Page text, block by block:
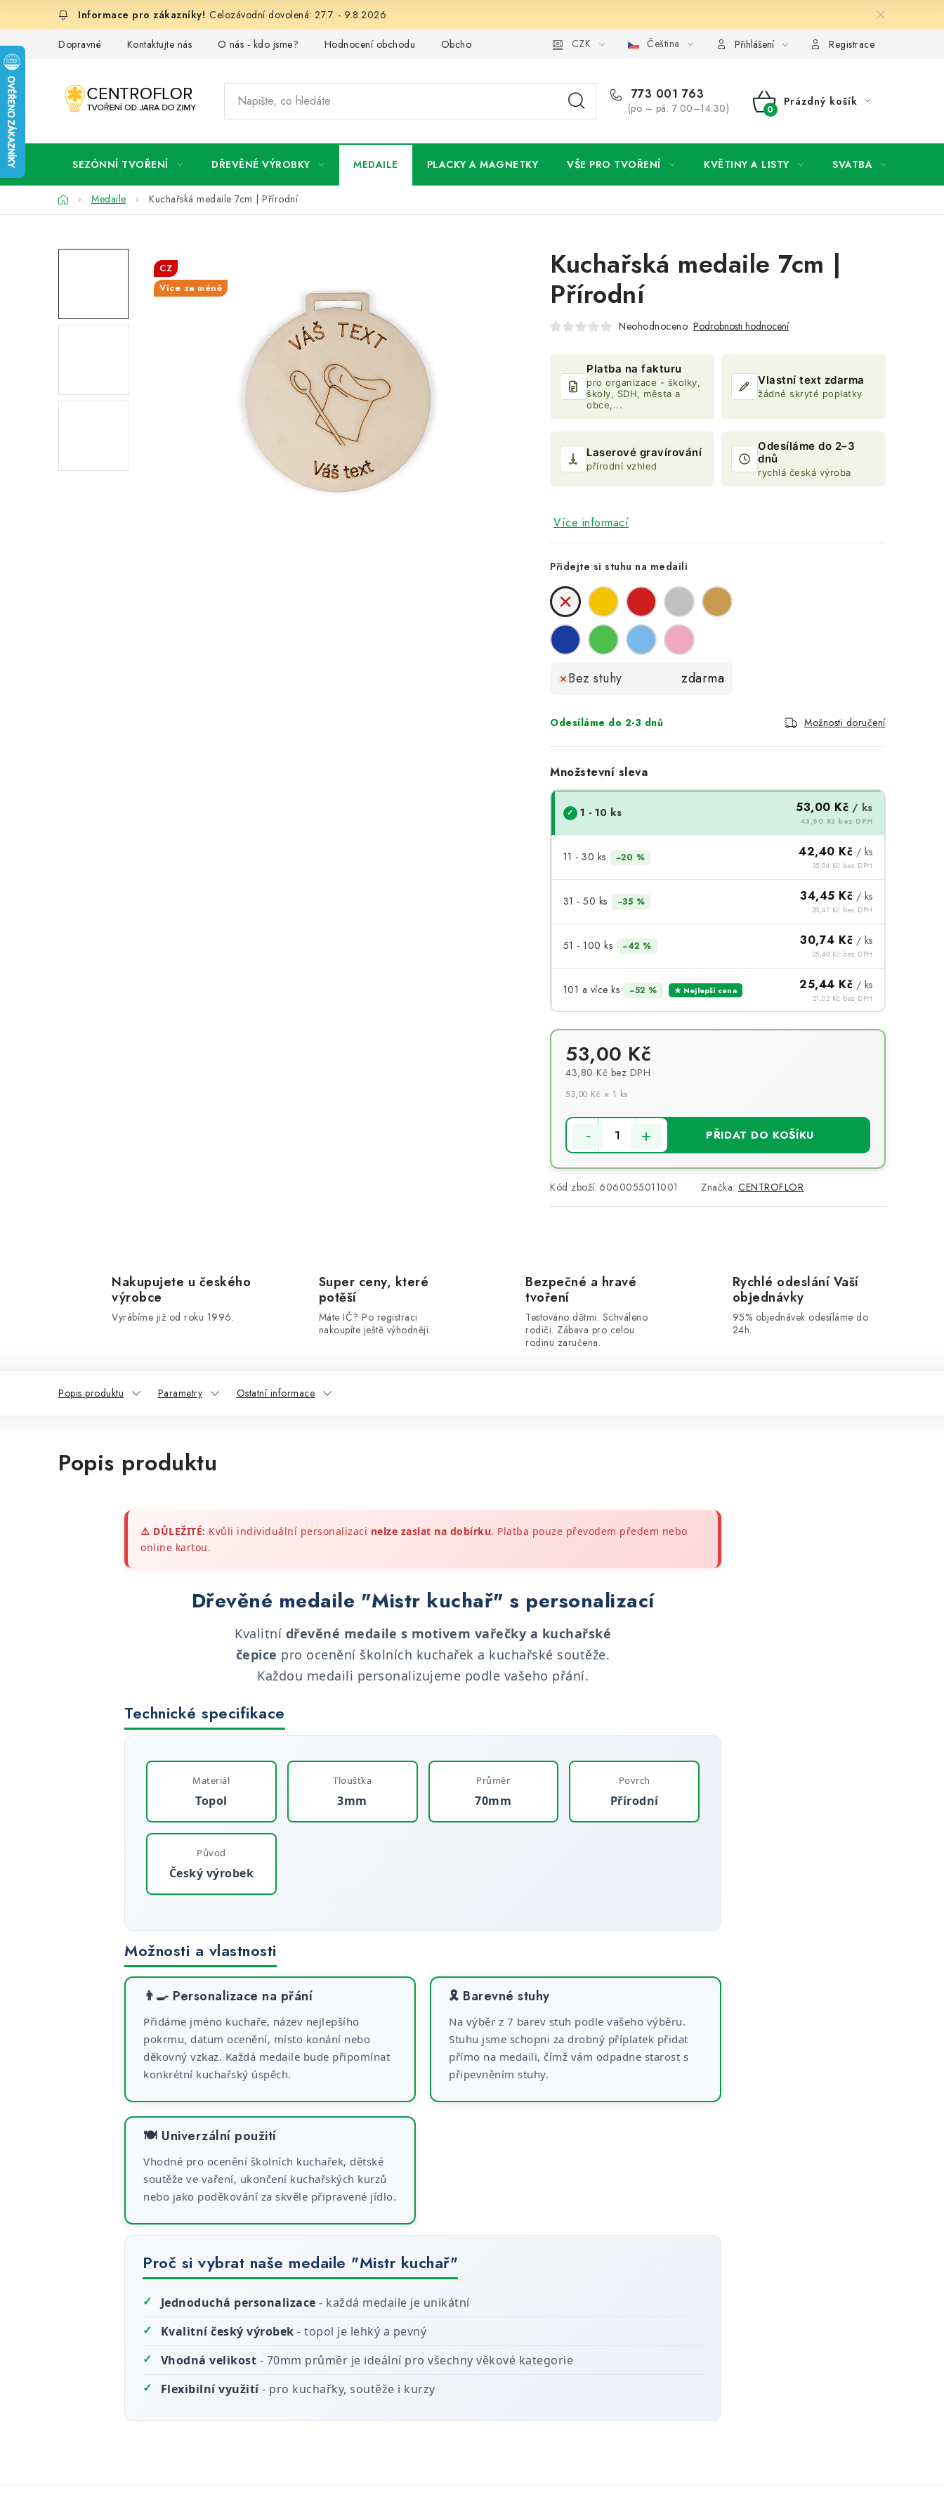
Celozávodní dovolená: 27.7. - 9.8.2026
Dopravné Kontaktujte nás O nás - kdo jsme? Hodnocení obchodu Obchodní podmínky Podmínky ochrany osobních údajů Jak získat lepší ceny? Moje objednávka
CZK Čeština Přihlášení Registrace
773 001 763
(po – pá: 7:00–14:30)
NÁKUPNÍ
Prázdný košík
SEZÓNNÍ TVOŘENÍ DŘEVĚNÉ VÝROBKY MEDAILE PLACKY A MAGNETKY VŠE PRO TVOŘENÍ KVĚTINY A LISTY SVATBA
DomůMedaile Kuchařská medaile 7cm | Přírodní
Kuchařská medaile 7cm |
Přírodní
Neohodnoceno Podrobnosti hodnocení
Platba na fakturu
pro organizace - školky,
školy, SDH, města a
obce,...
Vlastní text zdarma
žádné skryté poplatky
Laserové gravírování
přírodní vzhled
Odesíláme do 2–3
dnů
rychlá česká výroba
Více informací
Přidejte si stuhu na medaili
Bez stuhy zdarma
Odesíláme do 2-3 dnů Možnosti doručení
Množstevní sleva
1 - 10 ks 53,00 Kč / ks
43,80 Kč bez DPH
11 - 30 ks −20 % 42,40 Kč / ks
35,04 Kč bez DPH
31 - 50 ks −35 % 34,45 Kč / ks
28,47 Kč bez DPH
51 - 100 ks −42 % 30,74 Kč / ks
25,40 Kč bez DPH
101 a více ks −52 % ★ Nejlepší cena 25,44 Kč / ks
21,02 Kč bez DPH
53,00 Kč
43,80 Kč bez DPH
53,00 Kč × 1 ks
PŘIDAT DO KOŠÍKU
Kód zboží: 6060055011001 Značka: CENTROFLOR
CZ
Více za méně
Nakupujete u českého
výrobce
Vyrábíme již od roku 1996.
Super ceny, které
potěší
Máte IČ? Po registraci
nakoupíte ještě výhodněji.
Bezpečné a hravé
tvoření
Testováno dětmi. Schváleno
rodiči. Zábava pro celou
rodinu zaručena.
Rychlé odeslání Vaší
objednávky
95% objednávek odesíláme do
24h.
Popis produktu Parametry Ostatní informace
Popis produktu
⚠️ DŮLEŽITÉ: Kvůli individuální personalizaci nelze zaslat na dobírku. Platba pouze převodem předem nebo
online kartou.
Dřevěné medaile "Mistr kuchař" s personalizací
Kvalitní dřevěné medaile s motivem vařečky a kuchařské
čepice pro ocenění školních kuchařek a kuchařské soutěže.
Každou medaili personalizujeme podle vašeho přání.
Technické specifikace
Materiál
Topol
Tloušťka
3mm
Průměr
70mm
Povrch
Přírodní
Původ
Český výrobek
Možnosti a vlastnosti
👨‍🍳 Personalizace na přání
Přidáme jméno kuchaře, název nejlepšího
pokrmu, datum ocenění, místo konání nebo
děkovný vzkaz. Každá medaile bude připomínat
konkrétní kuchařský úspěch.
🎗️ Barevné stuhy
Na výběr z 7 barev stuh podle vašeho výběru.
Stuhu jsme schopni za drobný příplatek přidat
přímo na medaili, čímž vám odpadne starost s
připevněním stuhy.
🍽️ Univerzální použití
Vhodné pro ocenění školních kuchařek, dětské
soutěže ve vaření, ukončení kuchařských kurzů
nebo jako poděkování za skvěle připravené jídlo.
Proč si vybrat naše medaile "Mistr kuchař"
✓ Jednoduchá personalizace - každá medaile je unikátní
✓
Kvalitní český výrobek - topol je lehký a pevný
✓
Vhodná velikost - 70mm průměr je ideální pro všechny věkové kategorie
✓
Flexibilní využití- pro kuchařky, soutěže i kurzy